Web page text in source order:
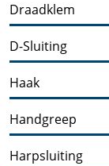
Draadklem
D-Sluiting
Haak
Handgreep
Harpsluiting